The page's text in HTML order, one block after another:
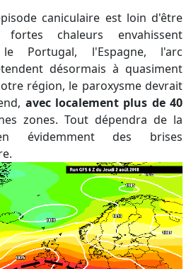
chaleurs envahissent
Portugal, l'Espagne, l'arc
désormais à quasiment
région, le paroxysme devrait
avec localement plus de 40
zones. Tout dépendra de la
évidemment des brises